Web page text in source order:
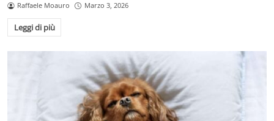
Raffaele Moauro Marzo 3, 2026
Leggi di più